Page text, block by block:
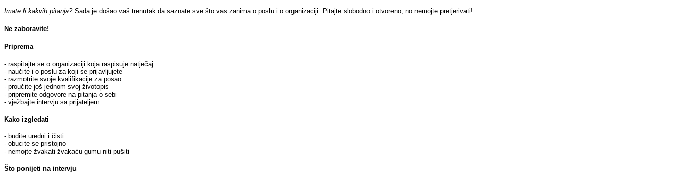
Imate li kakvih pitanja? Sada je došao vaš trenutak da saznate sve što vas zanima o poslu i o organizaciji. Pitajte slobodno i otvoreno, no nemojte pretjerivati!
Ne zaboravite!
Priprema
- raspitajte se o organizaciji koja raspisuje natječaj
- naučite i o poslu za koji se prijavljujete
- razmotrite svoje kvalifikacije za posao
- proučite još jednom svoj životopis
- pripremite odgovore na pitanja o sebi
- vježbajte intervju sa prijateljem
Kako izgledati
- budite uredni i čisti
- obucite se pristojno
- nemojte žvakati žvakaću gumu niti pušiti
Što ponijeti na intervju